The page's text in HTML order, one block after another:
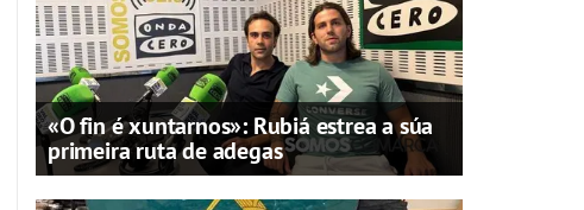
«O fin é xuntarnos»: Rubiá estrea a súa
primeira ruta de adegas